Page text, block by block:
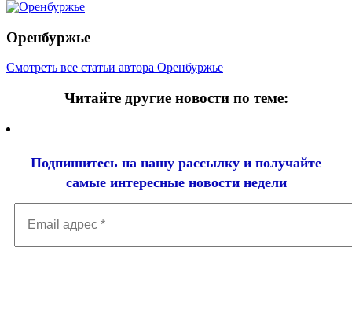
Оренбуржье
Смотреть все статьи автора Оренбуржье
Читайте другие новости по теме:
Подпишитесь на нашу рассылку и получайте
самые интересные новости недели
адрес
*